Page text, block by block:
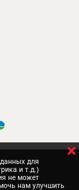
для
и т.д.)
не может
нам улучшить